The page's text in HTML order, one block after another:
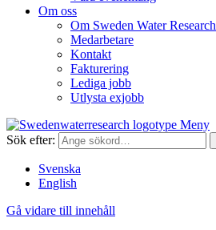
Om oss
Om Sweden Water Research
Medarbetare
Kontakt
Fakturering
Lediga jobb
Utlysta exjobb
Meny
Sök efter:
Svenska
English
Gå vidare till innehåll